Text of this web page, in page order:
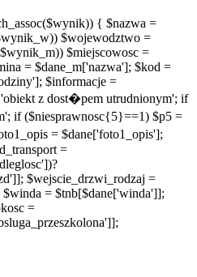
{ $nazwa =
$wojewodztwo =
$miejscowosc =
= $dane_m['nazwa']; $kod =
$informacje =
z dost�pem utrudnionym'; if
if ($niesprawnosc{5}==1) $p5 =
= $dane['foto1_opis'];
=
$wejscie_drzwi_rodzaj =
= $tnb[$dane['winda']];
=